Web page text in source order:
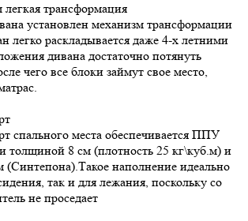
легкая трансформация
установлен механизм трансформации
легко раскладывается даже 4-х летними
дивана достаточно потянуть
чего все блоки займут свое место,
спального места обеспечивается ППУ
толщиной 8 см (плотность 25 кг\куб.м) и
(Синтепона).Такое наполнение идеально
так и для лежания, поскольку со
не проседает